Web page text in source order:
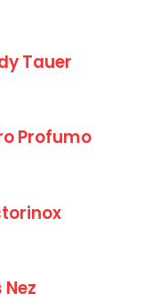
Tauer
Profumo
Nez